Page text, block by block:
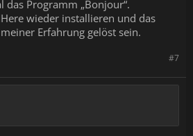
das Programm „Bonjour“.
wieder installieren und das
Erfahrung gelöst sein.
#7